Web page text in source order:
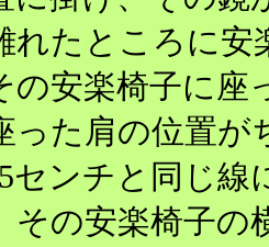
れたところに
の安楽椅子に座
った肩の位置が
センチと同じ線
その安楽椅子の